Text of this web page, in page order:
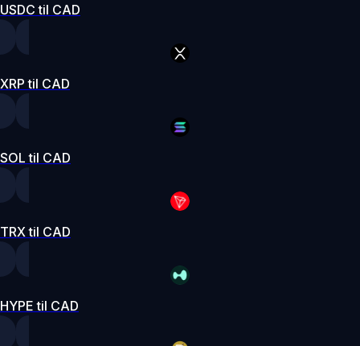
USDC til CAD
XRP til CAD
SOL til CAD
TRX til CAD
HYPE til CAD